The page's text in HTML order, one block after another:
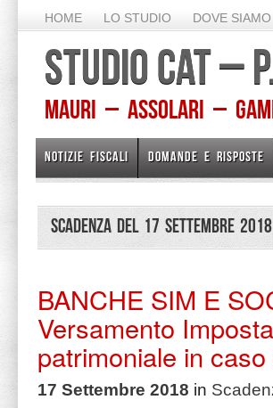
HOME LO STUDIO DOVE SIAMO
STUDIO CAT
Mauri – Assolari – Gamba
NOTIZIE FISCALI DOMANDE E RISPOSTE
Scadenza del 17 Settembre 2018
BANCHE SIM E
Versamento
patrimoniale in
17 Settembre 2018 in